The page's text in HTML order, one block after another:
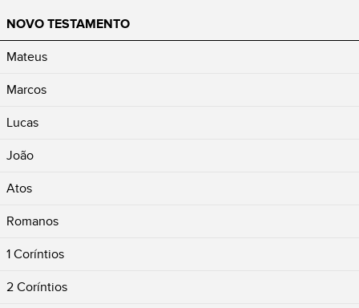
NOVO TESTAMENTO
Mateus
Marcos
Lucas
João
Atos
Romanos
1 Coríntios
2 Coríntios